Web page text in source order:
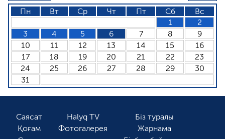
Пн Вт Ср Чт Пт Сб
Вс
1
2
3
4 5 6 7 8
9
10
11 12 13 14 15
16
17
18 19 20 21 22
23
24
25 26 27 28 29
30
31
Саясат
Қоғам
Halyq TV
Фотогалерея
Біз туралы
Жарнама